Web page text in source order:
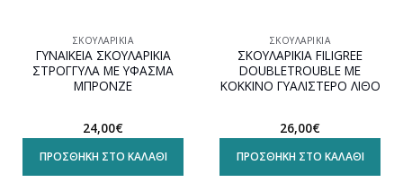
ΣΚΟΥΛΑΡΊΚΙΑ
ΓΥΝΑΙΚΕΙΑ ΣΚΟΥΛΑΡΙΚΙΑ
ΣΤΡΟΓΓΥΛΑ ΜΕ ΥΦΑΣΜΑ
ΜΠΡΟΝΖΕ
24,00€
ΠΡΟΣΘΉΚΗ ΣΤΟ ΚΑΛΆΘΙ
ΣΚΟΥΛΑΡΊΚΙΑ
ΣΚΟΥΛΑΡΙΚΙΑ FILIGREE
DOUBLETROUBLE ΜΕ
ΚΟΚΚΙΝΟ ΓΥΑΛΙΣΤΕΡΟ ΛΙΘΟ
26,00€
ΠΡΟΣΘΉΚΗ ΣΤΟ ΚΑΛΆΘΙ